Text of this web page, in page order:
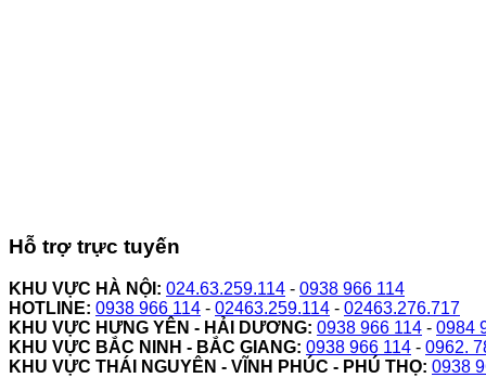
Hỗ trợ trực tuyến
KHU VỰC HÀ NỘI: 024.63.259.114 - 0938 966 114
HOTLINE: 0938 966 114 - 02463.259.114 - 02463.276.717
KHU VỰC HƯNG YÊN - HẢI DƯƠNG: 0938 966 114 - 0984
KHU VỰC BẮC NINH - BẮC GIANG: 0938 966 114 - 0962.
KHU VỰC THÁI NGUYÊN - VĨNH PHÚC - PHÚ THỌ: 0938